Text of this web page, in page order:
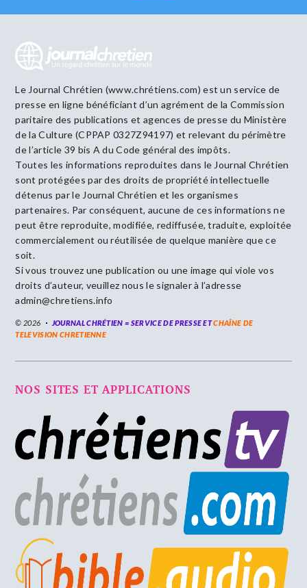
Le Journal Chrétien (www.chrétiens.com) est un service de
presse en ligne bénéficiant d’un agrément de la Commission
paritaire des publications et agences de presse du Ministère
de la Culture (CPPAP 0327Z94197) et relevant du périmètre
de l’article 39 bis A du Code général des impôts.
Toutes les informations reproduites dans le Journal Chrétien
sont protégées par des droits de propriété intellectuelle
détenus par le Journal Chrétien et les organismes
partenaires. Par conséquent, aucune de ces informations ne
peut être reproduite, modifiée, rediffusée, traduite, exploitée
commercialement ou réutilisée de quelque manière que ce
soit.
Si vous trouvez une publication ou une image qui viole vos
droits d’auteur, veuillez nous le signaler à l’adresse
admin@chretiens.info
© 2026 JOURNAL CHRÉTIEN = SERVICE DE PRESSE ETCHAÎNE DE
TELEVISION CHRETIENNE
NOS SITES ET APPLICATIONS